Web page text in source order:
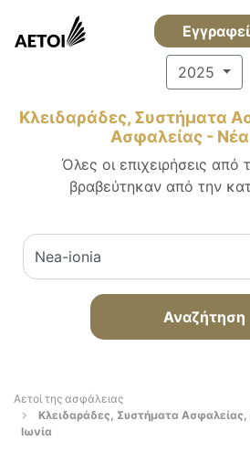
2025
Κλειδαράδες, Συστήματα
Ασφαλείας - Νέα
Όλες οι επιχειρήσεις
βραβεύτηκαν από την
Αναζήτηση
Αετοί της ασφάλειας
Κλειδαράδες, Συστήματα
Ιωνία